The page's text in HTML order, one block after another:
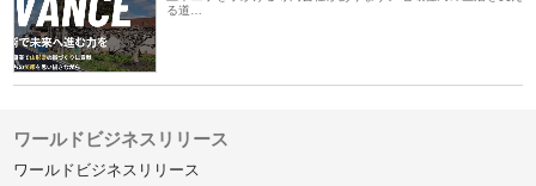
る道…
ワールドビジネスリリース
ワールドビジネスリリース